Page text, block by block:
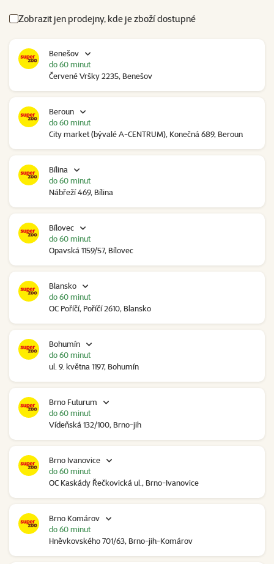
Zobrazit jen prodejny, kde je zboží dostupné
Benešov
Červené Vršky 2235, Benešov
do 60 minut
Beroun
City market (bývalé A-CENTRUM), Konečná 689, Beroun
do 60 minut
Bílina
Nábřeží 469, Bílina
do 60 minut
Bílovec
Opavská 1159/57, Bílovec
do 60 minut
Blansko
OC Poříčí, Poříčí 2610, Blansko
do 60 minut
Bohumín
ul. 9. května 1197, Bohumín
do 60 minut
Brno Futurum
Vídeňská 132/100, Brno-jih
do 60 minut
Brno Ivanovice
OC Kaskády Řečkovická ul., Brno-Ivanovice
do 60 minut
Brno Komárov
Hněvkovského 701/63, Brno-jih-Komárov
do 60 minut